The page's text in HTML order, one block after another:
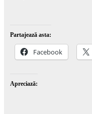
Partajează asta:
Facebook
Apreciază: